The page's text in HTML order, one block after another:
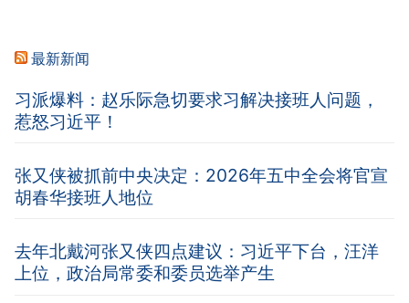
最新新闻
习派爆料：赵乐际急切要求习解决接班人问题，
惹怒习近平！
张又侠被抓前中央决定：2026年五中全会将官宣
胡春华接班人地位
去年北戴河张又侠四点建议：习近平下台，汪洋
上位，政治局常委和委员选举产生